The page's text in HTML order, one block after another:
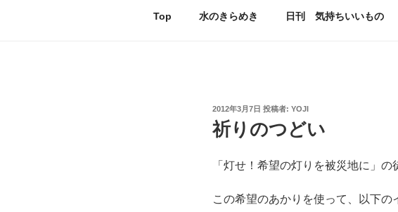
Top 水のきらめき 日刊 気持ちいいもの
投
稿
日:
2012年3月7日 投稿者: YOJI
祈りのつどい
「灯せ！希望の灯りを被災地に」
この希望のあかりを使って、以下の